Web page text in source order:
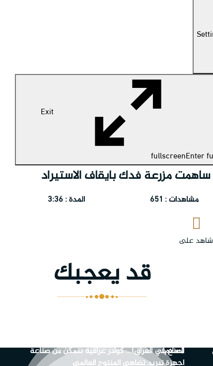
Exit
fullscreenEnter
مزرعة فدك بايقاف الاستيراد
مشاهدات : 651 المدة : 3:36
شاهد على
قد يعجبك
السلام)
(صنع في العراق)... كوادر عراقية تتمكن من صناعة
اجهزة تبريد تضاهي المنتوج العالمي